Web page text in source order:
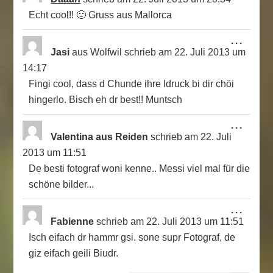
Echt cool!! 🙂 Gruss aus Mallorca
Jasiaus Wolfwil schrieb am 22. Juli 2013 um
14:17
Fingi cool, dass d Chunde ihre Idruck bi dir chöi
hingerlo. Bisch eh dr best!! Muntsch
...
Valentina aus Reidenschrieb am 22. Juli
2013 um 11:51
De besti fotograf woni kenne.. Messi viel mal für die
schöne bilder...
...
Fabienneschrieb am 22. Juli 2013 um 11:51
Isch eifach dr hammr gsi. sone supr Fotograf, de
giz eifach geili Biudr.
...